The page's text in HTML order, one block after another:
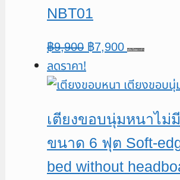
NBT01
฿9,900 Original
was:
฿7,900Current
is:
หยิบใส่ตะกร้า
ลดราคา!
เตียงขอบนุ่มหนาไม่
ขนาด 6 ฟุต Soft-
bed without